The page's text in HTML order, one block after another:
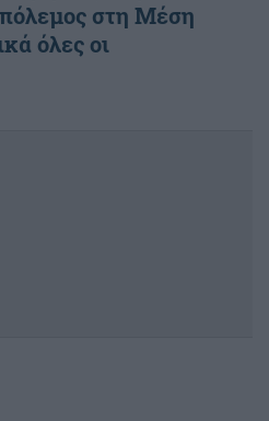
στη Μέση
όλες οι